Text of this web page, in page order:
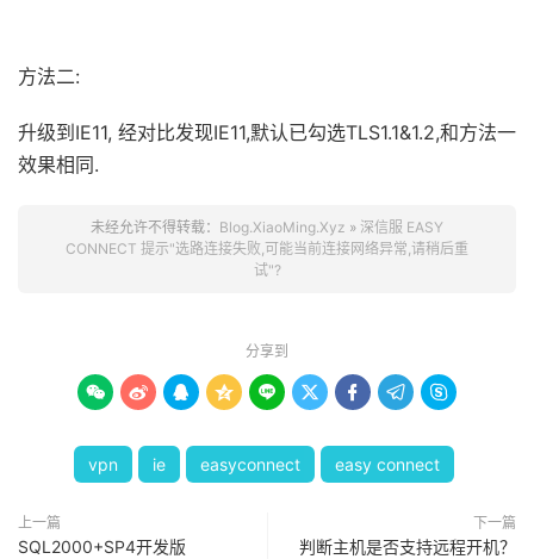
方法二:
升级到IE11, 经对比发现IE11,默认已勾选TLS1.1&1.2,和方法一
效果相同.
未经允许不得转载： Blog.XiaoMing.Xyz » 深信服 EASY
CONNECT 提示"选路连接失败,可能当前连接网络异常,请稍后重
试"?
分享到
        
vpn ie easyconnect easy connect
上一篇
SQL2000+SP4开发版
下一篇
判断主机是否支持远程开机？